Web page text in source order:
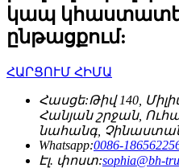
կապ
ընթացքում:
ՀԱՐՑՈՒՄ ՀԻՄԱ
Հասցե:Թիվ 140,
Հանյան շրջան,
նահանգ,
Whatsapp:0086-
Էլ. փոստ:sophia@bh-